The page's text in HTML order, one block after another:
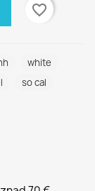
favorite_border
white
so cal